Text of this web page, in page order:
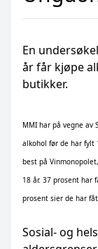
En
år får kjøpe
butikker.
MMI har på vegne av
alkohol før de har fylt
best på
18 år. 37 prosent har
prosent sier de har
Sosial- og